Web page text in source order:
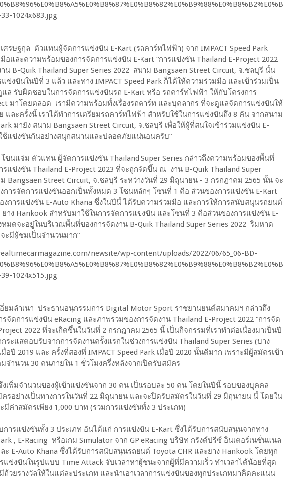
รษฐกุล ตัวแทนผู้จัดการแข่งขัน E-Kart (รถคาร์ทไฟฟ้า) จาก IMPACT Speed Park
อและความพร้อมของการจัดการแข่งขัน E-Kart “การแข่งขัน Thailand E-Project 2022
B-Quik Thailand Super Series 2022 สนาม Bangsaen Street Circuit, จ.ชลบุรี นั้น
ข่งขันในปีที่ 3 แล้ว และทาง IMPACT Speed Park ก็ได้ให้ความร่วมมือ และเข้าร่วมเป็น
แล รับผิดชอบในการจัดการแข่งขันรถ E-Kart หรือ รถคาร์ทไฟฟ้า ให้กับโครงการ
มาโดยตลอด เรามีความพร้อมทั้งเรื่องรถคาร์ท และบุคลากร ที่จะดูแลจัดการแข่งขันให้
และครั้งนี้ เราได้ทำการเตรียมรถคาร์ทไฟฟ้า สำหรับใช้ในการแข่งขันถึง 8 คัน จากสนาม
มายัง สนาม Bangsaen Street Circuit, จ.ชลบุรี เพื่อให้ผู้ที่สนใจเข้าร่วมแข่งขัน E-
ช้แข่งขันกันอย่างสนุกสนานและปลอดภัยแน่นอนครับ”
ขนแจ่ม ตัวแทน ผู้จัดการแข่งขัน Thailand Super Series กล่าวถึงความพร้อมของพื้นที่
รแข่งขัน Thailand E-Project 2023 ที่จะถูกจัดขึ้น ณ งาน B-Quik Thailand Super
Bangsaen Street Circuit, จ.ชลบุรี ระหว่างวันที่ 29 มิถุนายน - 3 กรกฎาคม 2565 นั้น จะ
การจัดการแข่งขันออกเป็นทั้งหมด 3 โซนหลักๆ โซนที่ 1 คือ ส่วนของการแข่งขัน E-Kart
การแข่งขัน E-Auto Khana ซึ่งในปีนี้ ได้รับความร่วมมือ และการให้การสนับสนุนรถยนต์
ยาง Hankook สำหรับมาใช้ในการจัดการแข่งขัน และโซนที่ 3 คือส่วนของการแข่งขัน E-
มดจะอยู่ในบริเวณพื้นที่ของการจัดงาน B-Quik Thailand Super Series 2022 ริมหาด
ะมีผู้ชมเป็นจำนวนมาก”
มลำเนา ประธานอนุกรรมการ Digital Motor Sport ราชยานยนต์สมาคมฯ กล่าวถึง
จัดการแข่งขัน eRacing และภาพรวมของการจัดงาน Thailand E-Project 2022 “การจัด
2022 ที่จะเกิดขึ้นในวันที่ 2 กรกฎาคม 2565 นี้ เป็นกิจกรรมที่เราทำต่อเนื่องมาเป็นปี
กระแสตอบรับจากการจัดงานครั้งแรกในช่วงการแข่งขัน Thailand Super Series (บาง
อปี 2019 และ ครั้งที่สองที่ IMPACT Speed Park เมื่อปี 2020 นั้นดีมาก เพราะมีผู้สมัครเข้า
จำนวน 30 คนภายใน 1 ชั่วโมงครึ่งหลังจากเปิดรับสมัคร
งเพิ่มจำนวนของผู้เข้าแข่งขันจาก 30 คน เป็นรอบละ 50 คน โดยในปีนี้ รอบของบุคคล
รอย่างเป็นทางการในวันที่ 22 มิถุนายน และจะปิดรับสมัครในวันที่ 29 มิถุนายน นี้ โดยใน
ค่าสมัครเพียง 1,000 บาท (รวมการแข่งขันทั้ง 3 ประเภท)
ารแข่งขันทั้ง 3 ประเภท อันได้แก่ การแข่งขัน E-Kart ซึ่งได้รับการสนับสนุนจากทาง
, E-Racing หรือเกม Simulator จาก GP eRacing บริษัท กรังด์ปรีซ์ อินเตอร์เนชั่นแนล
ะ E-Auto Khana ซึ่งได้รับการสนับสนุนรถยนต์ Toyota CHR และยาง Hankook โดยทุก
แข่งขันในรูปแบบ Time Attack จับเวลาหาผู้ชนะจากผู้ที่มีความเร็ว ทำเวลาได้น้อยที่สุด
ถ้วยรางวัลให้ในแต่ละประเภท และนำเอาเวลาการแข่งขันของทุกประเภทมาคิดคะแนน